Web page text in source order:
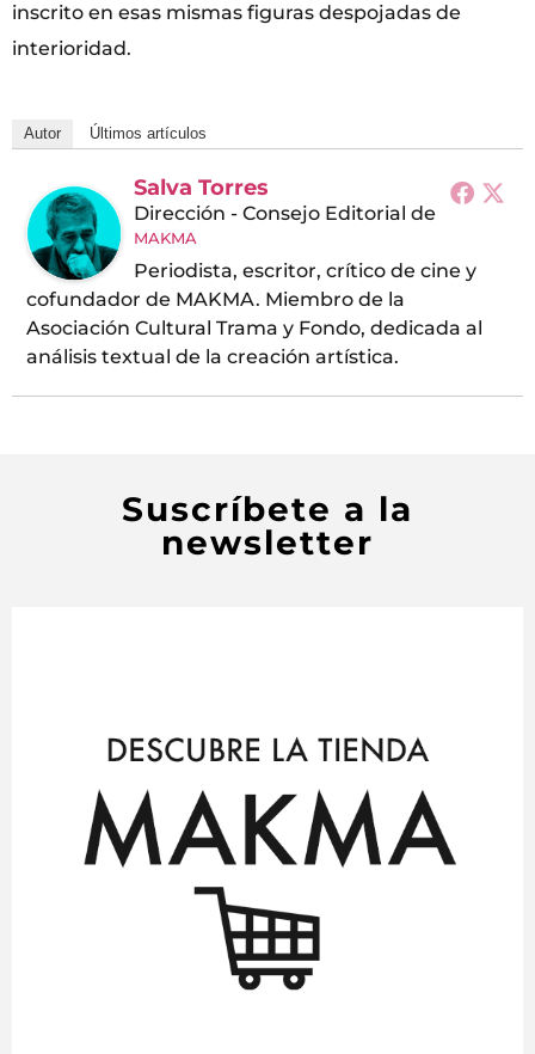
inscrito en esas mismas figuras despojadas de
interioridad.
Autor Últimos artículos
Salva Torres
Dirección - Consejo Editorial de
MAKMA
Periodista, escritor, crítico de cine y
cofundador de MAKMA. Miembro de la
Asociación Cultural Trama y Fondo, dedicada al
análisis textual de la creación artística.
Suscríbete a la
newsletter